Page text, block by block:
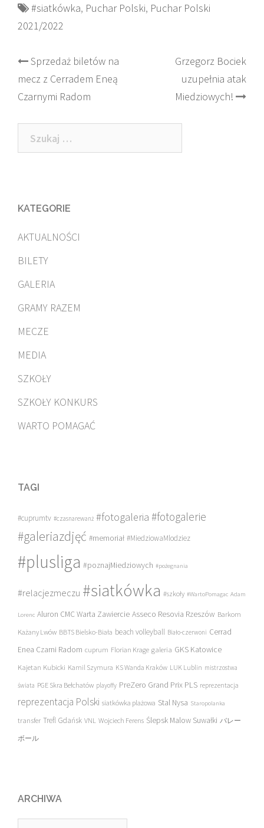
#siatkówka, Puchar Polski, Puchar Polski
2021/2022
Post
navigation
Sprzedaż biletów na
mecz z Cerradem Eneą
Czarnymi Radom
Grzegorz Bociek
uzupełnia atak
Miedziowych!
Szukaj:
KATEGORIE
AKTUALNOŚCI
BILETY
GALERIA
GRAMY RAZEM
MECZE
MEDIA
SZKOŁY
SZKOŁY KONKURS
WARTO POMAGAĆ
TAGI
#cuprumtv #czasnarewanż #fotogaleria #fotogalerie
#galeriazdjęć #memoriał #MiedziowaMlodziez
#plusliga #poznajMiedziowych #pożegnania
#relacjezmeczu #siatkówka #szkoły #WartoPomagac Adam
Lorenc Aluron CMC Warta Zawiercie Asseco Resovia Rzeszów Barkom
Każany Lwów BBTS Bielsko-Biała beach volleyball Biało-czerwoni Cerrad
Enea Czarni Radom cuprum Florian Krage galeria GKS Katowice
Kajetan Kubicki Kamil Szymura KS Wanda Kraków LUK Lublin mistrzostwa
świata PGE Skra Bełchatów playoffy PreZero Grand Prix PLS reprezentacja
reprezentacja Polski siatkówka plażowa Stal Nysa Staropolanka
transfer Trefl Gdańsk VNL Wojciech Ferens Ślepsk Malow Suwałki バレー
ボール
ARCHIWA